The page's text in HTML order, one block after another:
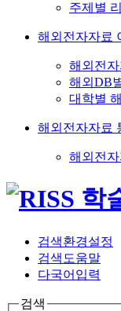
주제별
해외전자자료
해외전
해외DB
대학별
해외전자자료
해외전자
검색환경설정
검색도움말
다국어입력
검색